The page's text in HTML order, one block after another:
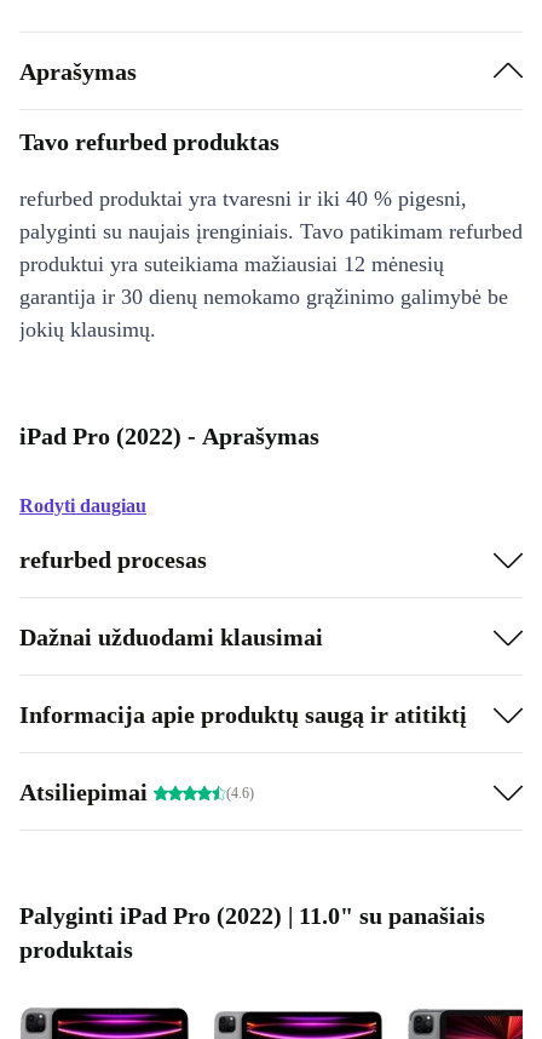
Aprašymas
Tavo refurbed produktas
refurbed produktai yra tvaresni ir iki 40 % pigesni,
palyginti su naujais įrenginiais. Tavo patikimam refurbed
produktui yra suteikiama mažiausiai 12 mėnesių
garantija ir 30 dienų nemokamo grąžinimo galimybė be
jokių klausimų.
iPad Pro (2022) - Aprašymas
Rodyti daugiau
refurbed procesas
Dažnai užduodami klausimai
Informacija apie produktų saugą ir atitiktį
Atsiliepimai (4.6)
Palyginti iPad Pro (2022) | 11.0" su panašiais
produktais